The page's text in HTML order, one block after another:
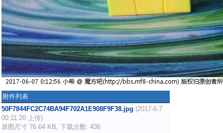
附件列表
50F7844FC2C74BA94F702A1E908F9F38.jpg (2017-6-7
00:11:20 上传)
原图尺寸 76.64 KB, 下载次数: 436